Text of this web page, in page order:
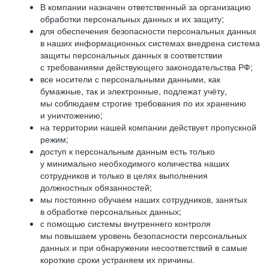
В компании назначен ответственный за организацию
обработки персональных данных и их защиту;
для обеспечения безопасности персональных данных
в наших информационных системах внедрена система
защиты персональных данных в соответствии
с требованиями действующего законодательства РФ;
все носители с персональными данными, как
бумажные, так и электронные, подлежат учёту,
мы соблюдаем строгие требования по их хранению
и уничтожению;
на территории нашей компании действует пропускной
режим;
доступ к персональным данным есть только
у минимально необходимого количества наших
сотрудников и только в целях выполнения
должностных обязанностей;
мы постоянно обучаем наших сотрудников, занятых
в обработке персональных данных;
с помощью системы внутреннего контроля
мы повышаем уровень безопасности персональных
данных и при обнаружении несоответствий в самые
короткие сроки устраняем их причины.